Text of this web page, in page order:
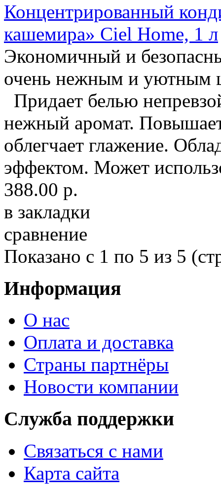
Концентрированный
кашемира» Ciel Home, 1 л
Экономичный и
очень нежным и уютным
Придает белью
нежный аромат.
облегчает глажение.
эффектом. Может
388.00 р.
в закладки
сравнение
Показано с 1 по 5 из 5
Информация
О нас
Оплата и доставка
Страны партнёры
Новости компании
Служба поддержки
Связаться с нами
Карта сайта